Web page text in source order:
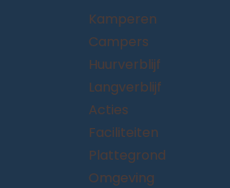
Kamperen
Campers
Huurverblijf
Langverblijf
Acties
Faciliteiten
Plattegrond
Omgeving